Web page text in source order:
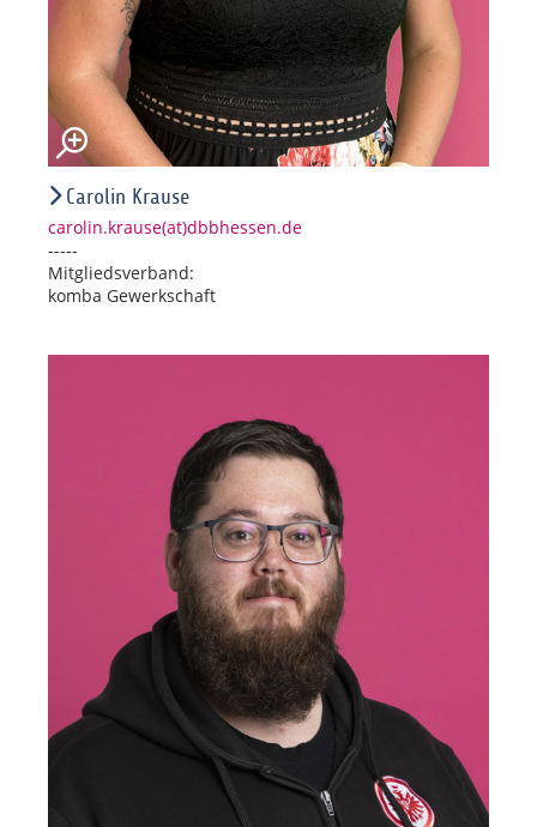
Carolin Krause
carolin.krause(at)dbbhessen.de
-----
Mitgliedsverband:
komba Gewerkschaft